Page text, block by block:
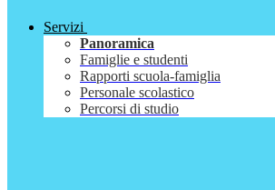
Servizi
Panoramica
Famiglie e studenti
Rapporti scuola-famiglia
Personale scolastico
Percorsi di studio